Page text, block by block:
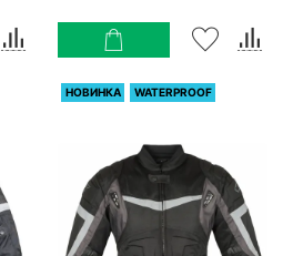
НОВИНКА WATERPROOF